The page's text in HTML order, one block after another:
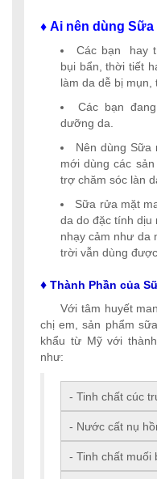
♦ Ai nên dùng
Các bạn hay
bụi bẩn, thời tiết
làm da dễ bị mụn,
Các bạn
dưỡng da.
Nên dùng
mới dùng các
trợ chăm sóc làn
Sữa rửa mặt
da do đặc tính dịu
nhạy cảm như da
trời vẫn dùng
♦ Thành Phần của
Với tâm huyết
chị em, sản phẩm
khẩu từ Mỹ với
như:
- Tinh chất cúc
- Nước cất nụ
- Tinh chất muối